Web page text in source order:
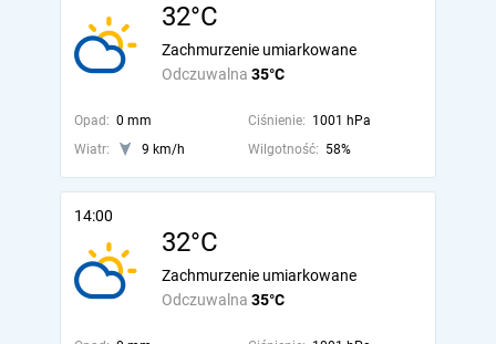
32°C
Odczuwalna 35°C
Zachmurzenie umiarkowane
Opad: 0 mm Ciśnienie: 1001 hPa
Wiatr:
9 km/h Wilgotność: 58%
14:00
32°C
Odczuwalna 35°C
Zachmurzenie umiarkowane